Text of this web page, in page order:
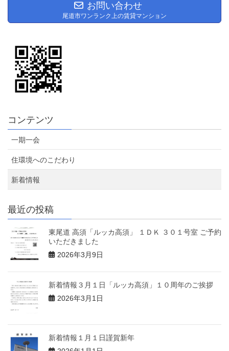
お問い合わせ
尾道市ワンランク上の賃貸マンション
コンテンツ
一期一会
住環境へのこだわり
新着情報
最近の投稿
東尾道 高須「ルッカ高須」 １ＤＫ ３０１号室 ご予約
いただきました
2026年3月9日
新着情報３月１日「ルッカ高須」１０周年のご挨拶
2026年3月1日
新着情報１月１日謹賀新年